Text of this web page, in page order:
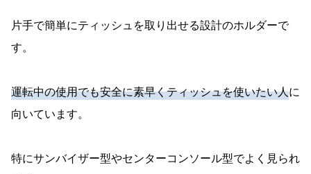
片手で簡単にティッシュを取り出せる設計のホルダーで
す。
運転中の使用でも安全に素早くティッシュを使いたい人に
向いています。
特にサンバイザー型やセンターコンソール型でよく見られ